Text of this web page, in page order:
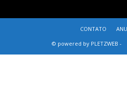
CONTATO
© powered by PLETZWEB -